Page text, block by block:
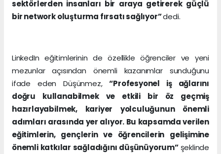
sektörlerden insanları bir araya getirerek güçlü
bir network oluşturma fırsatı sağlıyor”dedi.
LinkedIn eğitimlerinin de özellikle öğrenciler ve yeni
mezunlar açısından önemli kazanımlar sunduğunu
ifade eden Düşünmez,“Profesyonel iş ağlarını
doğru kullanabilmek ve etkili bir öz geçmiş
hazırlayabilmek, kariyer yolculuğunun önemli
adımları arasında yer alıyor. Bu kapsamda verilen
eğitimlerin, gençlerin ve öğrencilerin gelişimine
önemli katkılar sağladığını düşünüyorum” şeklinde